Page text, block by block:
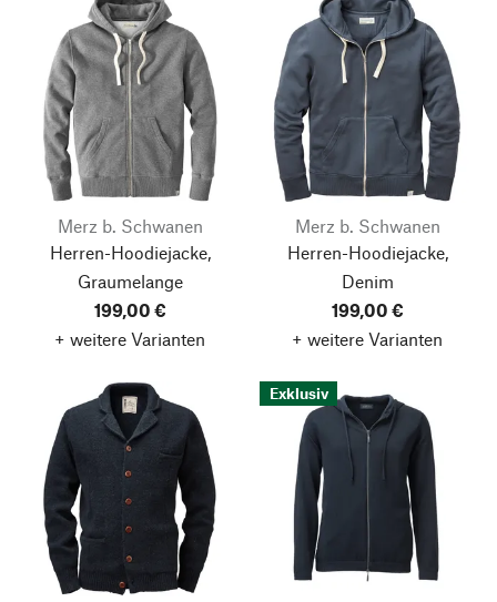
Merz b. Schwanen
Herren-Hoodiejacke,
Graumelange
199,00 €
+ weitere Varianten
Merz b. Schwanen
Herren-Hoodiejacke,
Denim
199,00 €
+ weitere Varianten
Exklusiv